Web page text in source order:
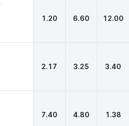
1.20 6.60 12.00
2.17 3.25 3.40
7.40 4.80 1.38